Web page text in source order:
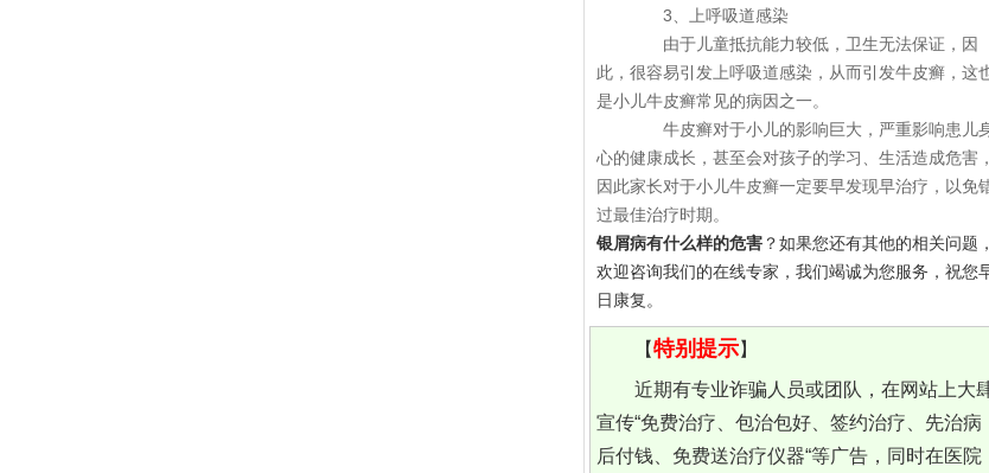
3、上呼吸道感染
由于儿童抵抗能力较低，卫生无法保证，因
此，很容易引发上呼吸道感染，从而引发牛皮癣，这
是小儿牛皮癣常见的病因之一。
牛皮癣对于小儿的影响巨大，严重影响患儿
心的健康成长，甚至会对孩子的学习、生活造成危害，
因此家长对于小儿牛皮癣一定要早发现早治疗，以免
过最佳治疗时期。
银屑病有什么样的危害 ？如果您还有其他的相关问题，
欢迎咨询我们的在线专家，我们竭诚为您服务，祝您
日康复。
【特别提示】
近期有专业诈骗人员或团队，在网站上大
宣传“免费治疗、包治包好、签约治疗、先治病
后付钱、免费送治疗仪器“等广告，同时在医院